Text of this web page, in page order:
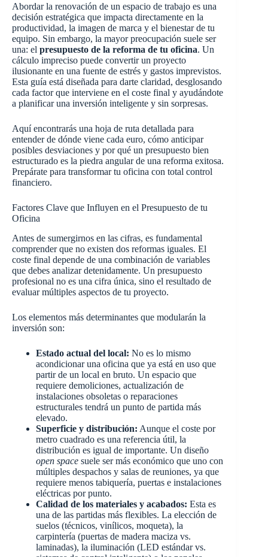
Abordar la renovación de un espacio de trabajo es una
decisión estratégica que impacta directamente en la
productividad, la imagen de marca y el bienestar de tu
equipo. Sin embargo, la mayor preocupación suele ser
una: el presupuesto de la reforma de tu oficina. Un
cálculo impreciso puede convertir un proyecto
ilusionante en una fuente de estrés y gastos imprevistos.
Esta guía está diseñada para darte claridad, desglosando
cada factor que interviene en el coste final y ayudándote
a planificar una inversión inteligente y sin sorpresas.
Aquí encontrarás una hoja de ruta detallada para
entender de dónde viene cada euro, cómo anticipar
posibles desviaciones y por qué un presupuesto bien
estructurado es la piedra angular de una reforma exitosa.
Prepárate para transformar tu oficina con total control
financiero.
Factores Clave que Influyen en el Presupuesto de tu
Oficina
Antes de sumergirnos en las cifras, es fundamental
comprender que no existen dos reformas iguales. El
coste final depende de una combinación de variables
que debes analizar detenidamente. Un presupuesto
profesional no es una cifra única, sino el resultado de
evaluar múltiples aspectos de tu proyecto.
Los elementos más determinantes que modularán la
inversión son:
Estado actual del local: No es lo mismo
acondicionar una oficina que ya está en uso que
partir de un local en bruto. Un espacio que
requiere demoliciones, actualización de
instalaciones obsoletas o reparaciones
estructurales tendrá un punto de partida más
elevado.
Superficie y distribución: Aunque el coste por
metro cuadrado es una referencia útil, la
distribución es igual de importante. Un diseño
open space suele ser más económico que uno con
múltiples despachos y salas de reuniones, ya que
requiere menos tabiquería, puertas e instalaciones
eléctricas por punto.
Calidad de los materiales y acabados: Esta es
una de las partidas más flexibles. La elección de
suelos (técnicos, vinílicos, moqueta), la
carpintería (puertas de madera maciza vs.
laminadas), la iluminación (LED estándar vs.